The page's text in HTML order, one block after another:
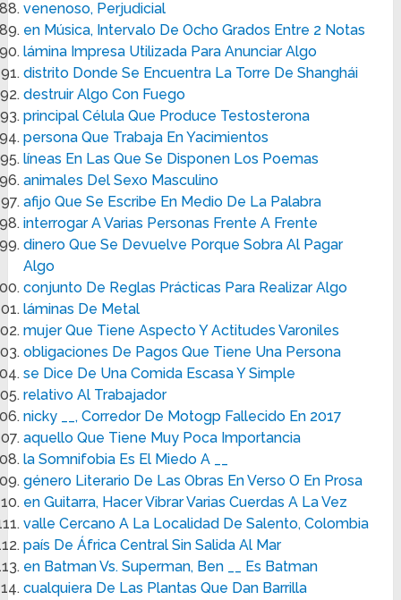
venenoso, Perjudicial
en Música, Intervalo De Ocho Grados Entre 2 Notas
lámina Impresa Utilizada Para Anunciar Algo
distrito Donde Se Encuentra La Torre De Shanghái
destruir Algo Con Fuego
principal Célula Que Produce Testosterona
persona Que Trabaja En Yacimientos
líneas En Las Que Se Disponen Los Poemas
animales Del Sexo Masculino
afijo Que Se Escribe En Medio De La Palabra
interrogar A Varias Personas Frente A Frente
dinero Que Se Devuelve Porque Sobra Al Pagar
Algo
conjunto De Reglas Prácticas Para Realizar Algo
láminas De Metal
mujer Que Tiene Aspecto Y Actitudes Varoniles
obligaciones De Pagos Que Tiene Una Persona
se Dice De Una Comida Escasa Y Simple
relativo Al Trabajador
nicky __, Corredor De Motogp Fallecido En 2017
aquello Que Tiene Muy Poca Importancia
la Somnifobia Es El Miedo A __
género Literario De Las Obras En Verso O En Prosa
en Guitarra, Hacer Vibrar Varias Cuerdas A La Vez
valle Cercano A La Localidad De Salento, Colombia
país De África Central Sin Salida Al Mar
en Batman Vs. Superman, Ben __ Es Batman
cualquiera De Las Plantas Que Dan Barrilla